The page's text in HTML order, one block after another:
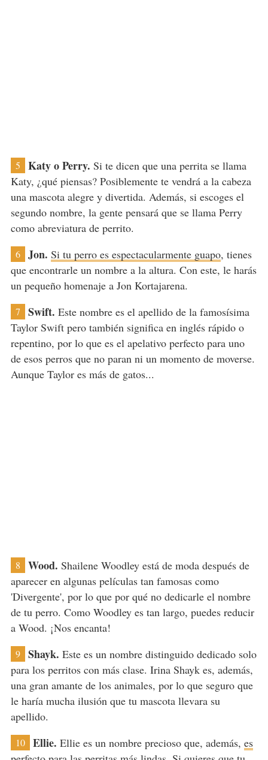
5 Katy o Perry. Si te dicen que una perrita se llama
Katy, ¿qué piensas? Posiblemente te vendrá a la cabeza
una mascota alegre y divertida. Además, si escoges el
segundo nombre, la gente pensará que se llama Perry
como abreviatura de perrito.
6 Jon. Si tu perro es espectacularmente guapo, tienes
que encontrarle un nombre a la altura. Con este, le harás
un pequeño homenaje a Jon Kortajarena.
7 Swift. Este nombre es el apellido de la famosísima
Taylor Swift pero también significa en inglés rápido o
repentino, por lo que es el apelativo perfecto para uno
de esos perros que no paran ni un momento de moverse.
Aunque Taylor es más de gatos...
8 Wood. Shailene Woodley está de moda después de
aparecer en algunas películas tan famosas como
'Divergente', por lo que por qué no dedicarle el nombre
de tu perro. Como Woodley es tan largo, puedes reducir
a Wood. ¡Nos encanta!
9 Shayk. Este es un nombre distinguido dedicado solo
para los perritos con más clase. Irina Shayk es, además,
una gran amante de los animales, por lo que seguro que
le haría mucha ilusión que tu mascota llevara su
apellido.
10 Ellie. Ellie es un nombre precioso que, además, es